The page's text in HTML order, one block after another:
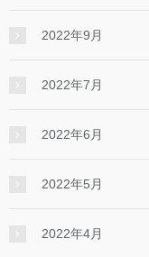
2022年9月
2022年7月
2022年6月
2022年5月
2022年4月